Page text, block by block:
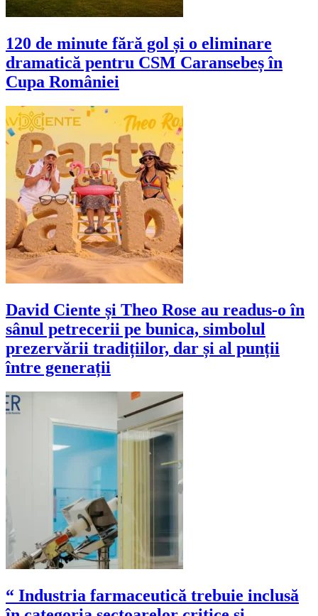
120 de minute fără gol și o eliminare
dramatică pentru CSM Caransebeș în
Cupa României
David Ciente și Theo Rose au readus-o în
sânul petrecerii pe bunica, simbolul
prezervării tradițiilor, dar și al punții
între generații
“ Industria farmaceutică trebuie inclusă